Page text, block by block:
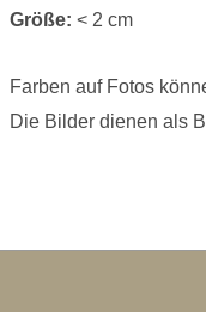
Größe: < 2 cm
Farben auf Fotos
Die Bilder dienen als